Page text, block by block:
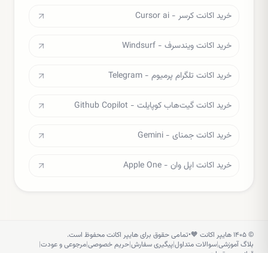
خرید اکانت کرسر - Cursor ai
خرید اکانت ویندسرف - Windsurf
خرید اکانت تلگرام پرمیوم - Telegram
خرید اکانت گیت‌هاب کوپایلت - Github Copilot
خرید اکانت جمنای - Gemini
خرید اکانت اپل وان - Apple One
©۱۴۰۵هایپر اکانت 🧡•تمامی حقوق برای هایپر اکانت محفوظ است.
بلاگ آموزشی|سوالات متداول|پیگیری سفارش|حریم خصوصی|مرجوعی و عودت|